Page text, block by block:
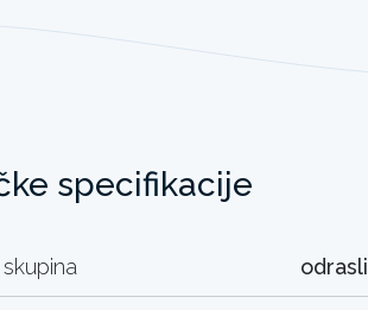
specifikacije
odrasli